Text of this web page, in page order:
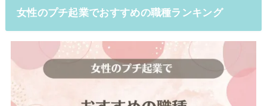
女性のプチ起業でおすすめの職種ランキング